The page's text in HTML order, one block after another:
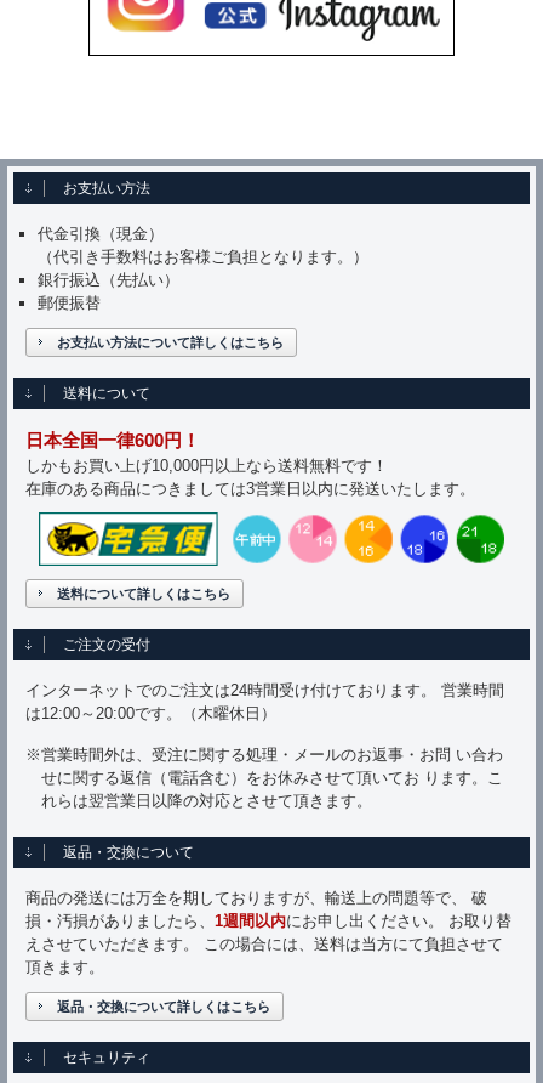
お支払い方法
代金引換（現金）
（代引き手数料はお客様ご負担となります。）
銀行振込（先払い）
郵便振替
お支払い方法について詳しくはこちら
送料について
日本全国一律600円！
しかもお買い上げ10,000円以上なら送料無料です！
在庫のある商品につきましては3営業日以内に発送いたします。
送料について詳しくはこちら
ご注文の受付
インターネットでのご注文は24時間受け付けております。 営業時間
は12:00～20:00です。（木曜休日）
※営業時間外は、受注に関する処理・メールのお返事・お問 い合わ
せに関する返信（電話含む）をお休みさせて頂いてお ります。こ
れらは翌営業日以降の対応とさせて頂きます。
返品・交換について
商品の発送には万全を期しておりますが、輸送上の問題等で、 破
損・汚損がありましたら、 1週間以内にお申し出ください。 お取り替
えさせていただきます。 この場合には、送料は当方にて負担させて
頂きます。
返品・交換について詳しくはこちら
セキュリティ